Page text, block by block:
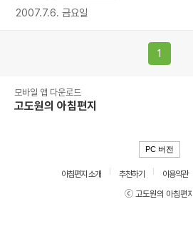
2007.7.6. 금요일
1
모바일 앱 다운로드
고도원의 아침편지
PC 버전
아침편지 소개 추천하기 이용약관
ⓒ 고도원의 아침편지